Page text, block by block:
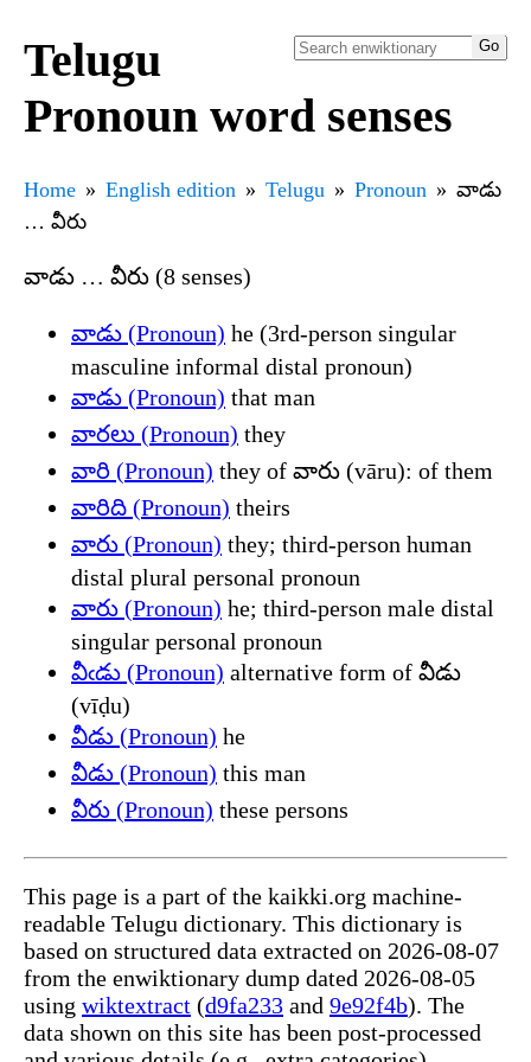
Telugu
Pronoun word senses
Home English edition Telugu Pronoun
వాడు
… వీరు
వాడు … వీరు (8 senses)
వాడు (Pronoun) he (3rd-person singular
masculine informal distal pronoun)
వాడు (Pronoun) that man
వారలు (Pronoun) they
వారి (Pronoun) they of వారు (vāru): of them
వారిది (Pronoun) theirs
వారు (Pronoun) they; third-person human
distal plural personal pronoun
వారు (Pronoun) he; third-person male distal
singular personal pronoun
వీఁడు (Pronoun) alternative form of వీడు
(vīḍu)
వీడు (Pronoun) he
వీడు (Pronoun) this man
వీరు (Pronoun) these persons
This page is a part of the kaikki.org machine-
readable Telugu dictionary. This dictionary is
based on structured data extracted on 2026-08-07
from the enwiktionary dump dated 2026-08-05
using wiktextract (d9fa233 and 9e92f4b). The
data shown on this site has been post-processed